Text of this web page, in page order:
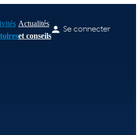
Actualités
et conseils
Se connecter